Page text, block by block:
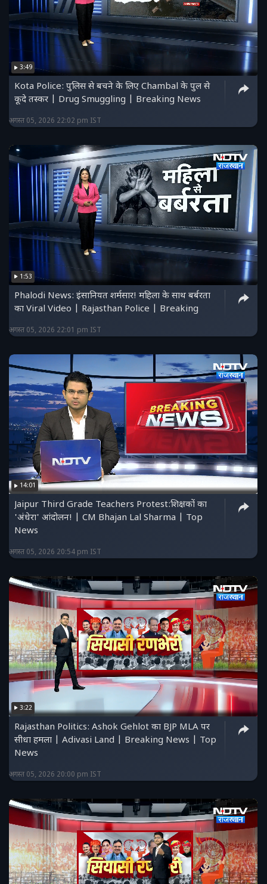
3:49
Kota Police: पुलिस से बचने के लिए Chambal के पुल से
कूदे तस्कर | Drug Smuggling | Breaking News
अगस्त 05, 2026 22:02 pm IST
1:53
Phalodi News: इंसानियत शर्मसार! महिला के साथ बर्बरता
का Viral Video | Rajasthan Police | Breaking
अगस्त 05, 2026 22:01 pm IST
14:01
Jaipur Third Grade Teachers Protest:शिक्षकों का
'अंधेरा' आंदोलन! | CM Bhajan Lal Sharma | Top
News
अगस्त 05, 2026 20:54 pm IST
3:22
Rajasthan Politics: Ashok Gehlot का BJP MLA पर
सीधा हमला | Adivasi Land | Breaking News | Top
News
अगस्त 05, 2026 20:00 pm IST